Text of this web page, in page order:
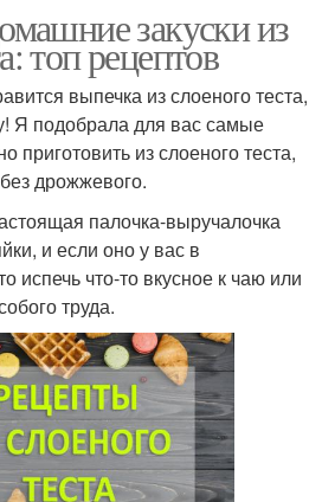
закуски из
топ рецептов
выпечка из слоеного теста,
Я подобрала для вас самые
приготовить из слоеного теста,
дрожжевого.
палочка-выручалочка
и если оно у вас в
испечь что-то вкусное к чаю или
труда.